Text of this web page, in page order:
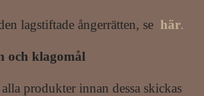
lagstiftade ångerrätten, se här.
och klagomål
produkter innan dessa skickas